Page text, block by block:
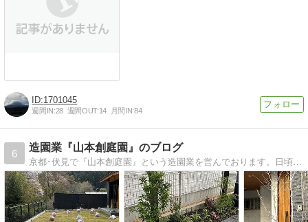
1701045
週間IN:28 週間OUT:14 月間IN:84
6
造園業『山本創庭園』のブログ
京都･伏見で『山本創庭園』という造園業を営んでおります。日頃の作業風景などを中心に書き込みます。「山本創庭園」ホームページhttp://takayamamot…